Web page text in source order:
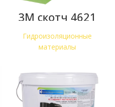
3M скотч 4621
Гидроизоляционные
материалы